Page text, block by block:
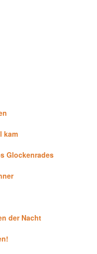
kam
Glockenrades
der Nacht